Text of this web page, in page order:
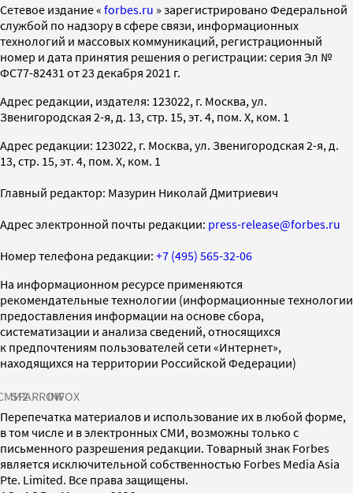
Cетевое издание « forbes.ru » зарегистрировано Федеральной
службой по надзору в сфере связи, информационных
технологий и массовых коммуникаций, регистрационный
номер и дата принятия решения о регистрации: серия Эл №
ФС77-82431 от 23 декабря 2021 г.
Адрес редакции, издателя: 123022, г. Москва, ул.
Звенигородская 2-я, д. 13, стр. 15, эт. 4, пом. X, ком. 1
Адрес редакции: 123022, г. Москва, ул. Звенигородская 2-я, д.
13, стр. 15, эт. 4, пом. X, ком. 1
Главный редактор: Мазурин Николай Дмитриевич
Адрес электронной почты редакции: press-release@forbes.ru
Номер телефона редакции: +7 (495) 565-32-06
На информационном ресурсе применяются
рекомендательные технологии (информационные технологии
предоставления информации на основе сбора,
систематизации и анализа сведений, относящихся
к предпочтениям пользователей сети «Интернет»,
находящихся на территории Российской Федерации)
SPARROWINFOX
Перепечатка материалов и использование их в любой форме,
в том числе и в электронных СМИ, возможны только с
письменного разрешения редакции. Товарный знак Forbes
является исключительной собственностью Forbes Media Asia
Pte. Limited. Все права защищены.